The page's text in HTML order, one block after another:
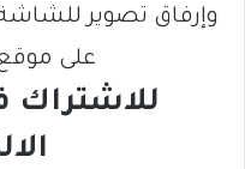
وإرفاق تصوير
على موقع
للاشتراك